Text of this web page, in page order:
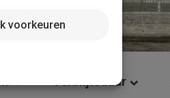
Verblijfsduur
voorkeuren